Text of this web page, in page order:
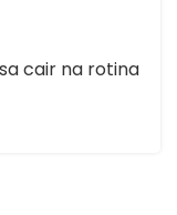
cair na rotina